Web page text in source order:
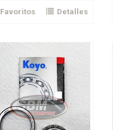
Favoritos Detalles
Agregar al carrito